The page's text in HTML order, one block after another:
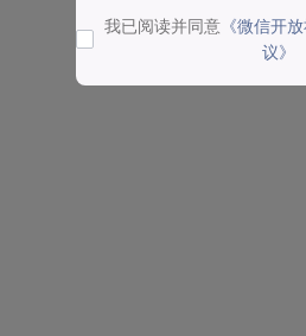
我已阅读并同意 《微信开
议》